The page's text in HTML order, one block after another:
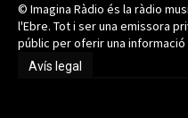
© Imagina Ràdio és la ràdio
l'Ebre. Tot i ser una emissora
públic per oferir una
Avís legal